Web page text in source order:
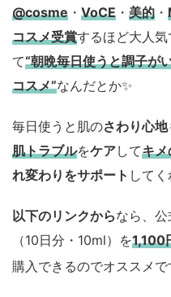
@cosme ・ VoCE ・ 美的 ・
コスメ受賞するほど大人気
て“朝晩毎日使うと調子が
コスメ”なんだとか✨
毎日使うと肌のさわり心地
肌トラブルをケアしてキメ
れ変わりをサポート して
以下のリンクからなら、
（10日分・10ml）を1,100
購入できるのでオススメで